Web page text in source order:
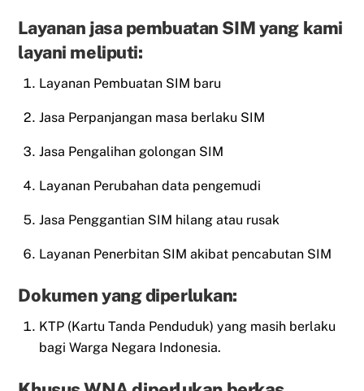
Layanan jasa pembuatan SIM yang kami
layani meliputi:
Layanan Pembuatan SIM baru
Jasa Perpanjangan masa berlaku SIM
Jasa Pengalihan golongan SIM
Layanan Perubahan data pengemudi
Jasa Penggantian SIM hilang atau rusak
Layanan Penerbitan SIM akibat pencabutan SIM
Dokumen yang diperlukan:
KTP (Kartu Tanda Penduduk) yang masih berlaku
bagi Warga Negara Indonesia.